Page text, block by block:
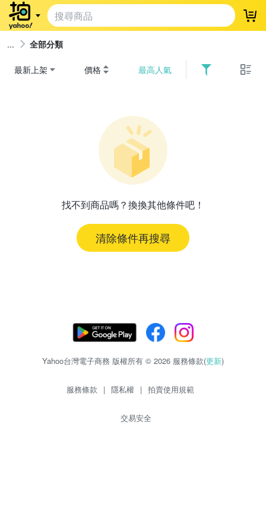
登
全部分類
最新上架 價格 最高人氣
找不到商品嗎？換換其他條件吧！
清除條件再搜尋
Yahoo台灣電子商務 版權所有 © 2026 服務條款(更新)
服務條款 | 隱私權 | 拍賣使用規範
交易安全